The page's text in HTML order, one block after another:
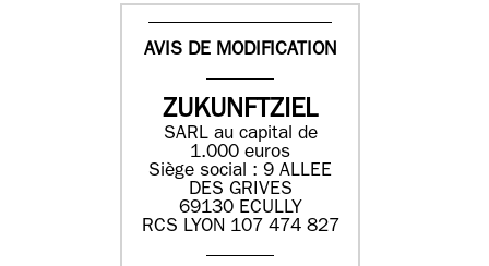
AVIS DE MODIFICATION
ZUKUNFTZIEL
SARL au capital de
1.000 euros
Siège social : 9 ALLEE
DES GRIVES
69130 ECULLY
RCS LYON 107 474 827